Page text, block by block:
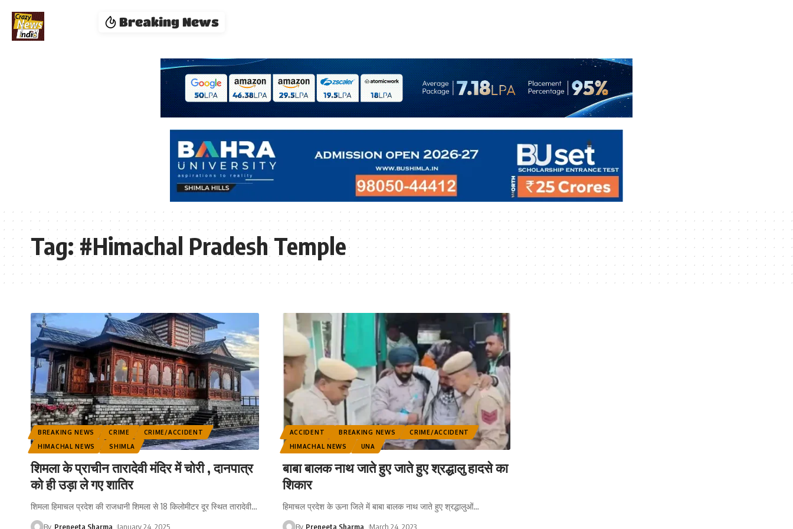
Breaking News
Tag:#Himachal Pradesh Temple
BREAKING NEWS CRIME
CRIME/ACCIDENT
HIMACHAL NEWS
SHIMLA
शिमला के प्राचीन तारादेवी मंदिर में चोरी , दानपात्र
को ही उड़ा ले गए शातिर
शिमला हिमाचल प्रदेश की राजधानी शिमला से 18 किलोमीटर दूर स्थित तारादेवी…
By Preneeta Sharma January 24, 2025
ACCIDENT BREAKING NEWS
CRIME/ACCIDENT
HIMACHAL NEWS
UNA
बाबा बालक नाथ जाते हुए जाते हुए श्रद्धालु हादसे का
शिकार
हिमाचल प्रदेश के ऊना जिले में बाबा बालक नाथ जाते हुए श्रद्धालुओं…
By Preneeta Sharma March 24, 2023